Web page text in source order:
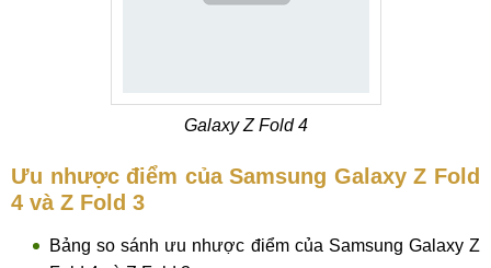
Galaxy Z Fold 4
Ưu nhược điểm của Samsung Galaxy Z Fold
4 và Z Fold 3
Bảng so sánh ưu nhược điểm của Samsung Galaxy Z